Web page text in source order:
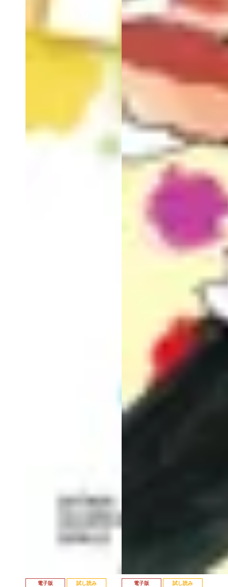
電子版 試し読み 電子版 試し読み